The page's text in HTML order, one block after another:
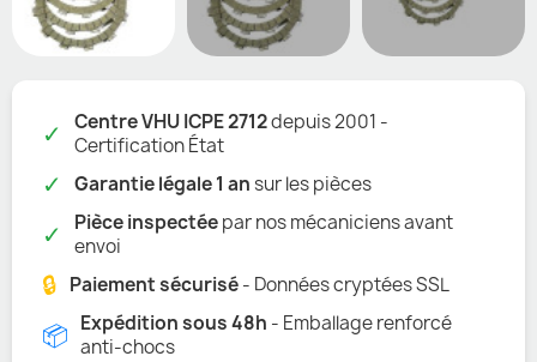
✓ Centre VHU ICPE 2712depuis 2001 -
Certification État
✓ Garantie légale 1 ansur les pièces
✓ Pièce inspectéepar nos mécaniciens avant
envoi
🔒 Paiement sécurisé- Données cryptées SSL
📦 Expédition sous 48h - Emballage renforcé
anti-chocs